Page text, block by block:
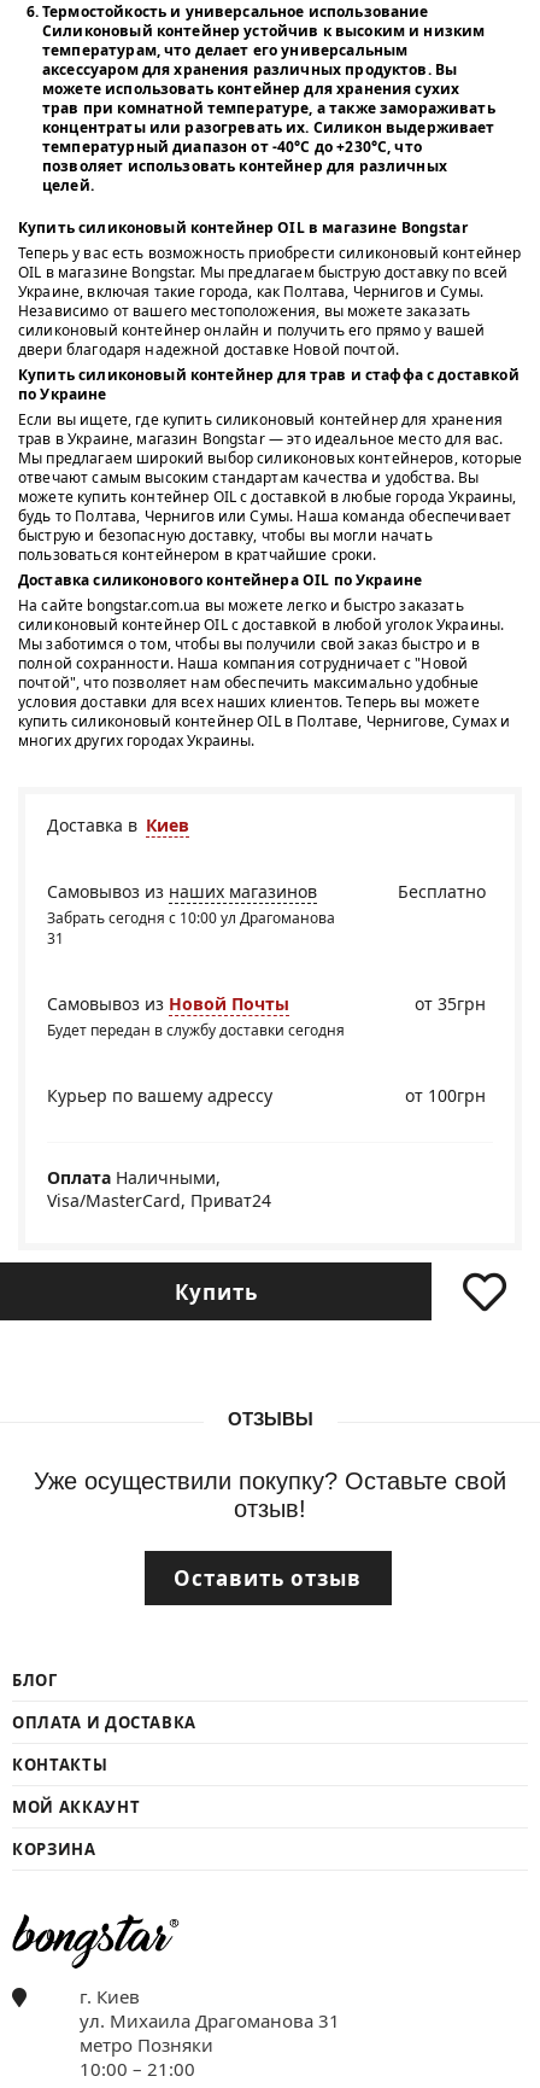
Термостойкость и универсальное использование
Силиконовый контейнер устойчив к высоким и низким
температурам, что делает его универсальным
аксессуаром для хранения различных продуктов. Вы
можете использовать контейнер для хранения сухих
трав при комнатной температуре, а также замораживать
концентраты или разогревать их. Силикон выдерживает
температурный диапазон от -40°C до +230°C, что
позволяет использовать контейнер для различных
целей.
Купить силиконовый контейнер OIL в магазине Bongstar
Теперь у вас есть возможность приобрести силиконовый контейнер
OIL в магазине Bongstar. Мы предлагаем быструю доставку по всей
Украине, включая такие города, как Полтава, Чернигов и Сумы.
Независимо от вашего местоположения, вы можете заказать
силиконовый контейнер онлайн и получить его прямо у вашей
двери благодаря надежной доставке Новой почтой.
Купить силиконовый контейнер для трав и стаффа с доставкой
по Украине
Если вы ищете, где купить силиконовый контейнер для хранения
трав в Украине, магазин Bongstar — это идеальное место для вас.
Мы предлагаем широкий выбор силиконовых контейнеров, которые
отвечают самым высоким стандартам качества и удобства. Вы
можете купить контейнер OIL с доставкой в любые города Украины,
будь то Полтава, Чернигов или Сумы. Наша команда обеспечивает
быструю и безопасную доставку, чтобы вы могли начать
пользоваться контейнером в кратчайшие сроки.
Доставка силиконового контейнера OIL по Украине
На сайте bongstar.com.ua вы можете легко и быстро заказать
силиконовый контейнер OIL с доставкой в любой уголок Украины.
Мы заботимся о том, чтобы вы получили свой заказ быстро и в
полной сохранности. Наша компания сотрудничает с "Новой
почтой", что позволяет нам обеспечить максимально удобные
условия доставки для всех наших клиентов. Теперь вы можете
купить силиконовый контейнер OIL в Полтаве, Чернигове, Сумах и
многих других городах Украины.
Доставка в Киев
Бесплатно
Самовывоз из наших магазинов
Забрать сегодня с 10:00 ул Драгоманова
31
Самовывоз из Новой Почты
Будет передан в службу доставки сегодня
от 35грн
Курьер по вашему адрессу от 100грн
Оплата Наличными,
Visa/MasterCard, Приват24
Купить
ОТЗЫВЫ
Уже осуществили покупку? Оставьте свой
отзыв!
Оставить отзыв
БЛОГ
ОПЛАТА И ДОСТАВКА
КОНТАКТЫ
МОЙ АККАУНТ
КОРЗИНА
г. Киев
ул. Михаила Драгоманова 31
метро Позняки
10:00 – 21:00